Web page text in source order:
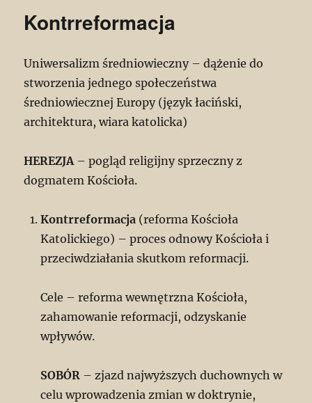
Kontrreformacja
Uniwersalizm średniowieczny – dążenie do
stworzenia jednego społeczeństwa
średniowiecznej Europy (język łaciński,
architektura, wiara katolicka)
HEREZJA – pogląd religijny sprzeczny z
dogmatem Kościoła.
Kontrreformacja (reforma Kościoła
Katolickiego) – proces odnowy Kościoła i
przeciwdziałania skutkom reformacji.
Cele – reforma wewnętrzna Kościoła,
zahamowanie reformacji, odzyskanie
wpływów.
SOBÓR – zjazd najwyższych duchownych w
celu wprowadzenia zmian w doktrynie,